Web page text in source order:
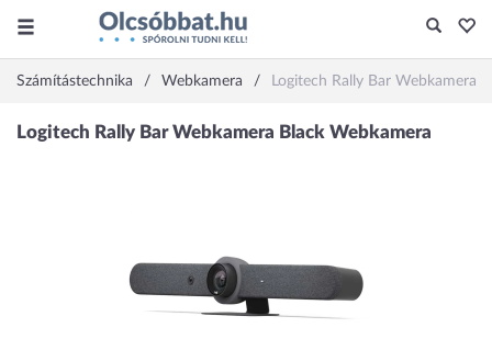
Számítástechnika Webkamera Logitech Rally Bar Webkamera